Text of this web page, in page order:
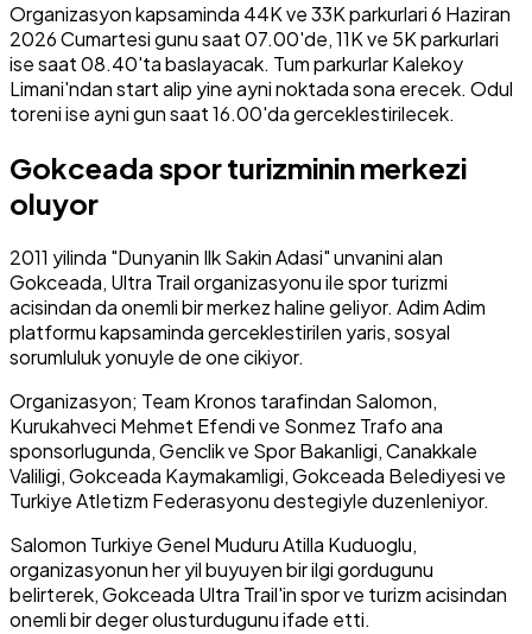
Organizasyon kapsaminda 44K ve 33K parkurlari 6 Haziran
2026 Cumartesi gunu saat 07.00'de, 11K ve 5K parkurlari
ise saat 08.40'ta baslayacak. Tum parkurlar Kalekoy
Limani'ndan start alip yine ayni noktada sona erecek. Odul
toreni ise ayni gun saat 16.00'da gerceklestirilecek.
Gokceada spor turizminin merkezi
oluyor
2011 yilinda "Dunyanin Ilk Sakin Adasi" unvanini alan
Gokceada, Ultra Trail organizasyonu ile spor turizmi
acisindan da onemli bir merkez haline geliyor. Adim Adim
platformu kapsaminda gerceklestirilen yaris, sosyal
sorumluluk yonuyle de one cikiyor.
Organizasyon; Team Kronos tarafindan Salomon,
Kurukahveci Mehmet Efendi ve Sonmez Trafo ana
sponsorlugunda, Genclik ve Spor Bakanligi, Canakkale
Valiligi, Gokceada Kaymakamligi, Gokceada Belediyesi ve
Turkiye Atletizm Federasyonu destegiyle duzenleniyor.
Salomon Turkiye Genel Muduru Atilla Kuduoglu,
organizasyonun her yil buyuyen bir ilgi gordugunu
belirterek, Gokceada Ultra Trail'in spor ve turizm acisindan
onemli bir deger olusturdugunu ifade etti.